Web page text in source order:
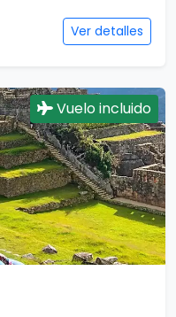
Ver detalles
Vuelo incluido